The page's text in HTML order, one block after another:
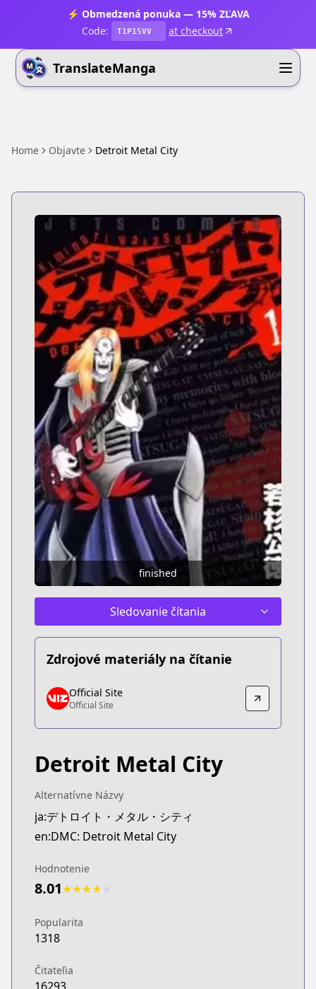
⚡ Obmedzená ponuka — 15% ZĽAVA
Code:
T1P15VV at checkout
TranslateManga
Home Objavte Detroit Metal City
finished
Sledovanie čítania
Zdrojové materiály na čítanie
Official Site
Official Site
Official Site
Official Site
Detroit Metal City
Alternatívne Názvy
ja:デトロイト・メタル・シティ
en:DMC: Detroit Metal City
Hodnotenie
8.01★★★★
Popularita
1318
Čitateľia